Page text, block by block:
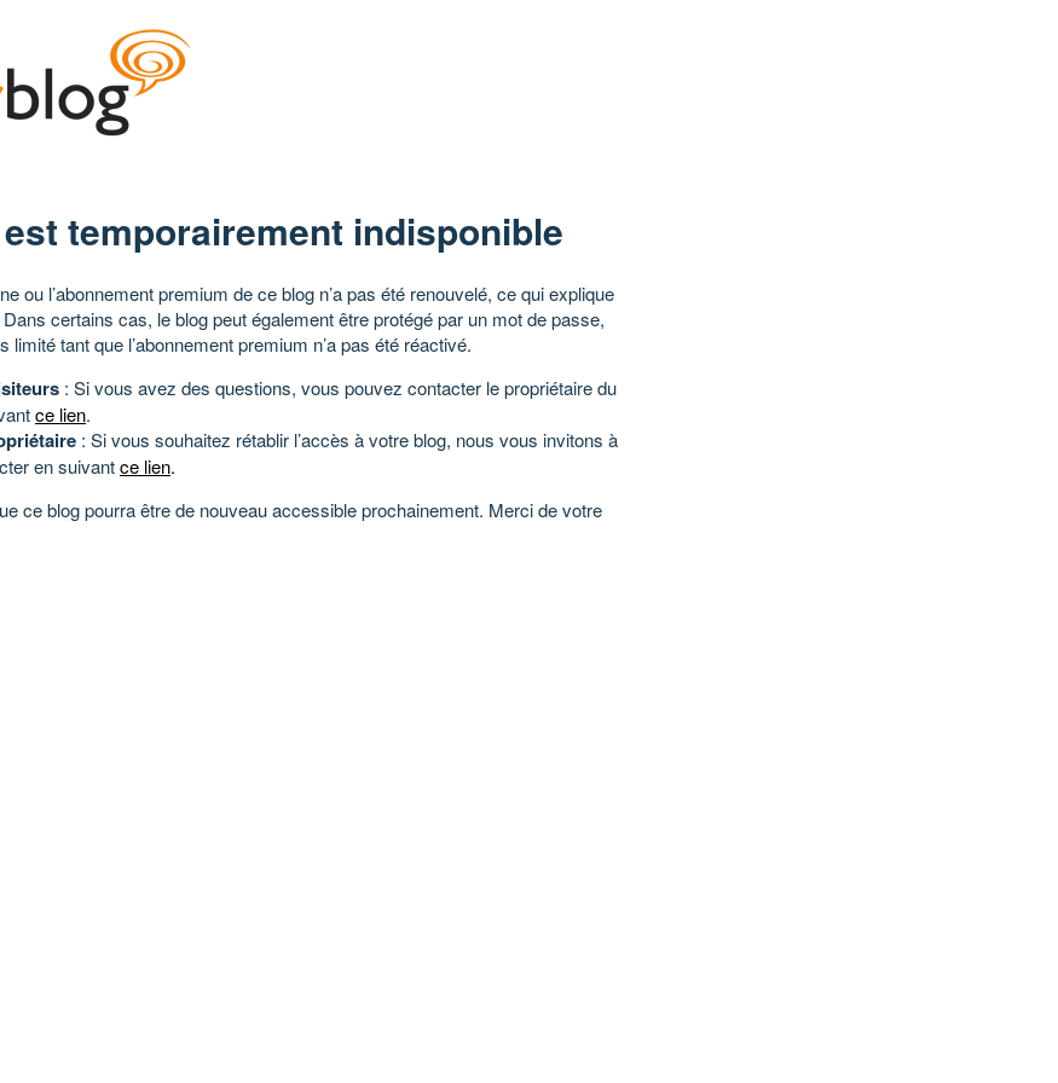
temporairement indisponible
ou l’abonnement premium de ce blog n’a pas été renouvelé, ce qui explique
certains cas, le blog peut également être protégé par un mot de passe,
limité tant que l’abonnement premium n’a pas été réactivé.
: Si vous avez des questions, vous pouvez contacter le propriétaire du
ce lien.
: Si vous souhaitez rétablir l’accès à votre blog, nous vous invitons à
en suivantce lien.
ce blog pourra être de nouveau accessible prochainement. Merci de votre